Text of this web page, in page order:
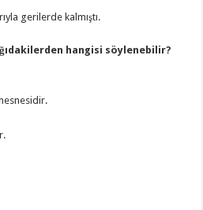
gerilerde kalmıştı.
hangisi söylenebilir?